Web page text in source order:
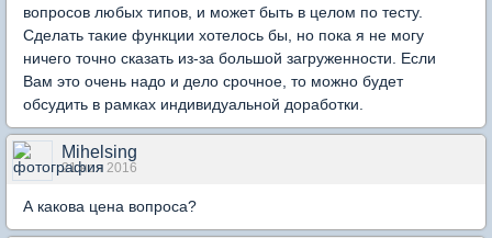
вопросов любых типов, и может быть в целом по тесту.
Сделать такие функции хотелось бы, но пока я не могу
ничего точно сказать из-за большой загруженности. Если
Вам это очень надо и дело срочное, то можно будет
обсудить в рамках индивидуальной доработки.
Mihelsing
21 ноя 2016
А какова цена вопроса?